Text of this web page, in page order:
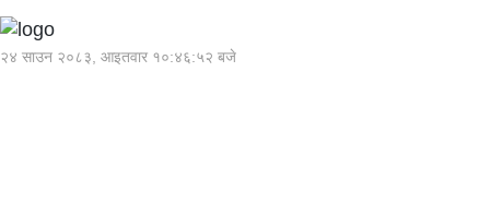
२४ साउन २०८३, आइतवार १०:४६:५३ बजे